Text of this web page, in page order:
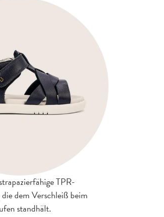
TPR-
dem Verschleiß beim
standhält.